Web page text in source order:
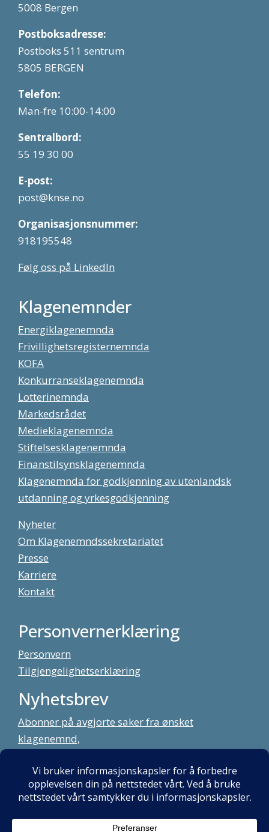
5008 Bergen
Postboksadresse:
Postboks 511 sentrum
5805 BERGEN
Telefon:
Man-fre 10:00-14:00
Sentralbord:
55 19 30 00
E-post:
post@knse.no
Organisasjonsnummer:
918195548
Følg oss på LinkedIn
Klagenemnder
Energiklagenemnda
Frivillighetsregisternemnda
KOFA
Konkurranseklagenemnda
Lotterinemnda
Markedsrådet
Medieklagenemnda
Stiftelsesklagenemnda
Finanstilsynsklagenemnda
Klagenemnda for godkjenning av utenlandsk
utdanning og yrkesgodkjenning
Nyheter
Om Klagenemndssekretariatet
Presse
Karriere
Kontakt
Personvernerklæring
Personvern
Tilgjengelighetserklæring
Nyhetsbrev
Abonner på avgjorte saker fra ønsket
klagenemnd,